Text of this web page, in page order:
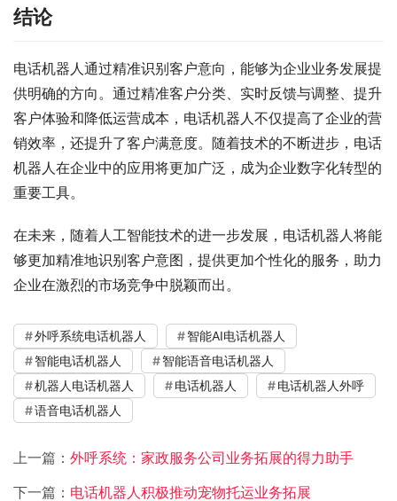
结论
电话机器人通过精准识别客户意向，能够为企业业务发展提
供明确的方向。通过精准客户分类、实时反馈与调整、提升
客户体验和降低运营成本，电话机器人不仅提高了企业的营
销效率，还提升了客户满意度。随着技术的不断进步，电话
机器人在企业中的应用将更加广泛，成为企业数字化转型的
重要工具。
在未来，随着人工智能技术的进一步发展，电话机器人将能
够更加精准地识别客户意图，提供更加个性化的服务，助力
企业在激烈的市场竞争中脱颖而出。
外呼系统电话机器人
智能AI电话机器人
智能电话机器人
智能语音电话机器人
机器人电话机器人
电话机器人
电话机器人外呼
语音电话机器人
上一篇： 外呼系统：家政服务公司业务拓展的得力助手
下一篇： 电话机器人积极推动宠物托运业务拓展